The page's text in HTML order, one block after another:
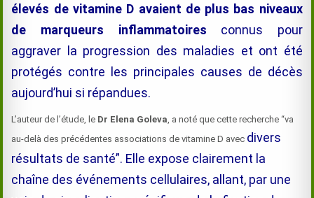
élevés de vitamine D avaient deplus bas niveaux
de marqueurs inflammatoires connus pour
aggraver la progression des maladies et ont été
protégés contre les principales causes de décès
aujourd’hui si répandues.
L’auteur de l’étude, le Dr Elena Goleva , a noté que cette recherche “va
au-delà des précédentes associations de vitamine D avec divers
résultats de santé”. Elle expose clairement la
chaîne des événements cellulaires, allant, par une